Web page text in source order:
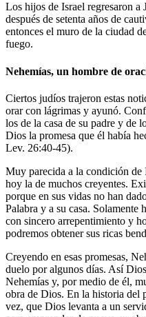
Los hijos de Israel regresaron a
después de setenta años de
entonces el muro de la ciudad
fuego.
Nehemías, un hombre de
Ciertos judíos trajeron estas
orar con lágrimas y ayunó.
los de la casa de su padre y de
Dios la promesa que él había
Lev. 26:40-45).
Muy parecida a la condición de
hoy la de muchos creyentes.
porque en sus vidas no han
Palabra y a su casa.
con sincero arrepentimiento y
podremos obtener sus ricas
Creyendo en esas promesas,
duelo por algunos días. Así
Nehemías y, por medio de él,
obra de Dios. En la historia del
vez, que Dios levanta a un